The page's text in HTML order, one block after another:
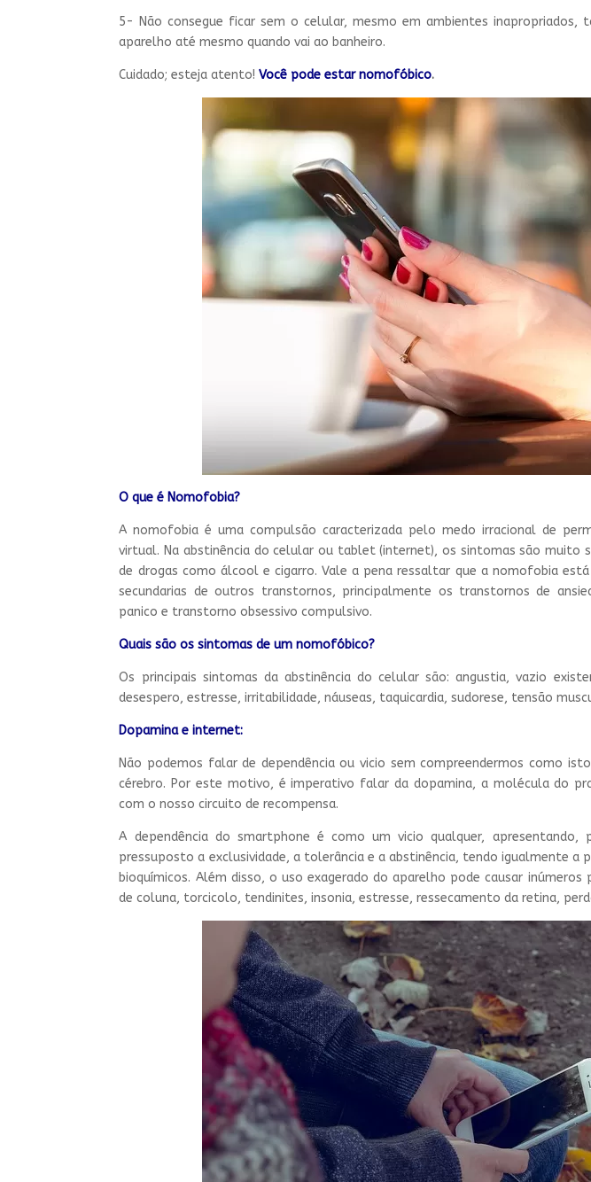
5- Não consegue ficar sem o celular, mesmo em ambientes inapropriados,
aparelho até mesmo quando vai ao banheiro.
Cuidado; esteja atento!Você podeestarnomofóbico.
O que é Nomofobia?
A nomofobia é uma compulsão caracterizada pelo medo irracional de
virtual. Na abstinência do celular ou tablet (internet), os sintomas são muito
de drogas como álcool e cigarro. Vale a pena ressaltar que a nomofobia
secundarias de outros transtornos, principalmente os transtornos de
panico e transtorno obsessivo compulsivo.
Quais são os sintomas de um nomofóbico?
Os principais sintomas da abstinência do celular são: angustia, vazio
desespero, estresse, irritabilidade, náuseas, taquicardia, sudorese, tensão
Dopamina e internet:
Não podemos falar de dependência ou vicio sem compreendermos como
cérebro. Por este motivo, é imperativo falar da dopamina, a molécula do
com o nosso circuito de recompensa.
A dependência do smartphone é como um vicio qualquer,
pressuposto a exclusividade, a tolerância e a abstinência, tendo igualmente a
bioquímicos. Além disso, o uso exagerado do aparelho pode causar
de coluna, torcicolo, tendinites, insonia, estresse, ressecamento da retina,